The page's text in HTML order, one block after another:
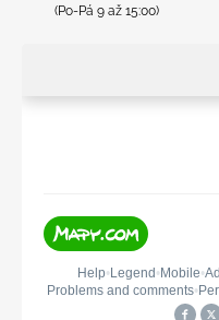
(Po-Pá 9 až 15:00)